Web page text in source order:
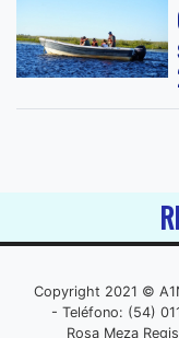
Copyright 2021 ©
- Teléfono: (54)
Rosa Meza